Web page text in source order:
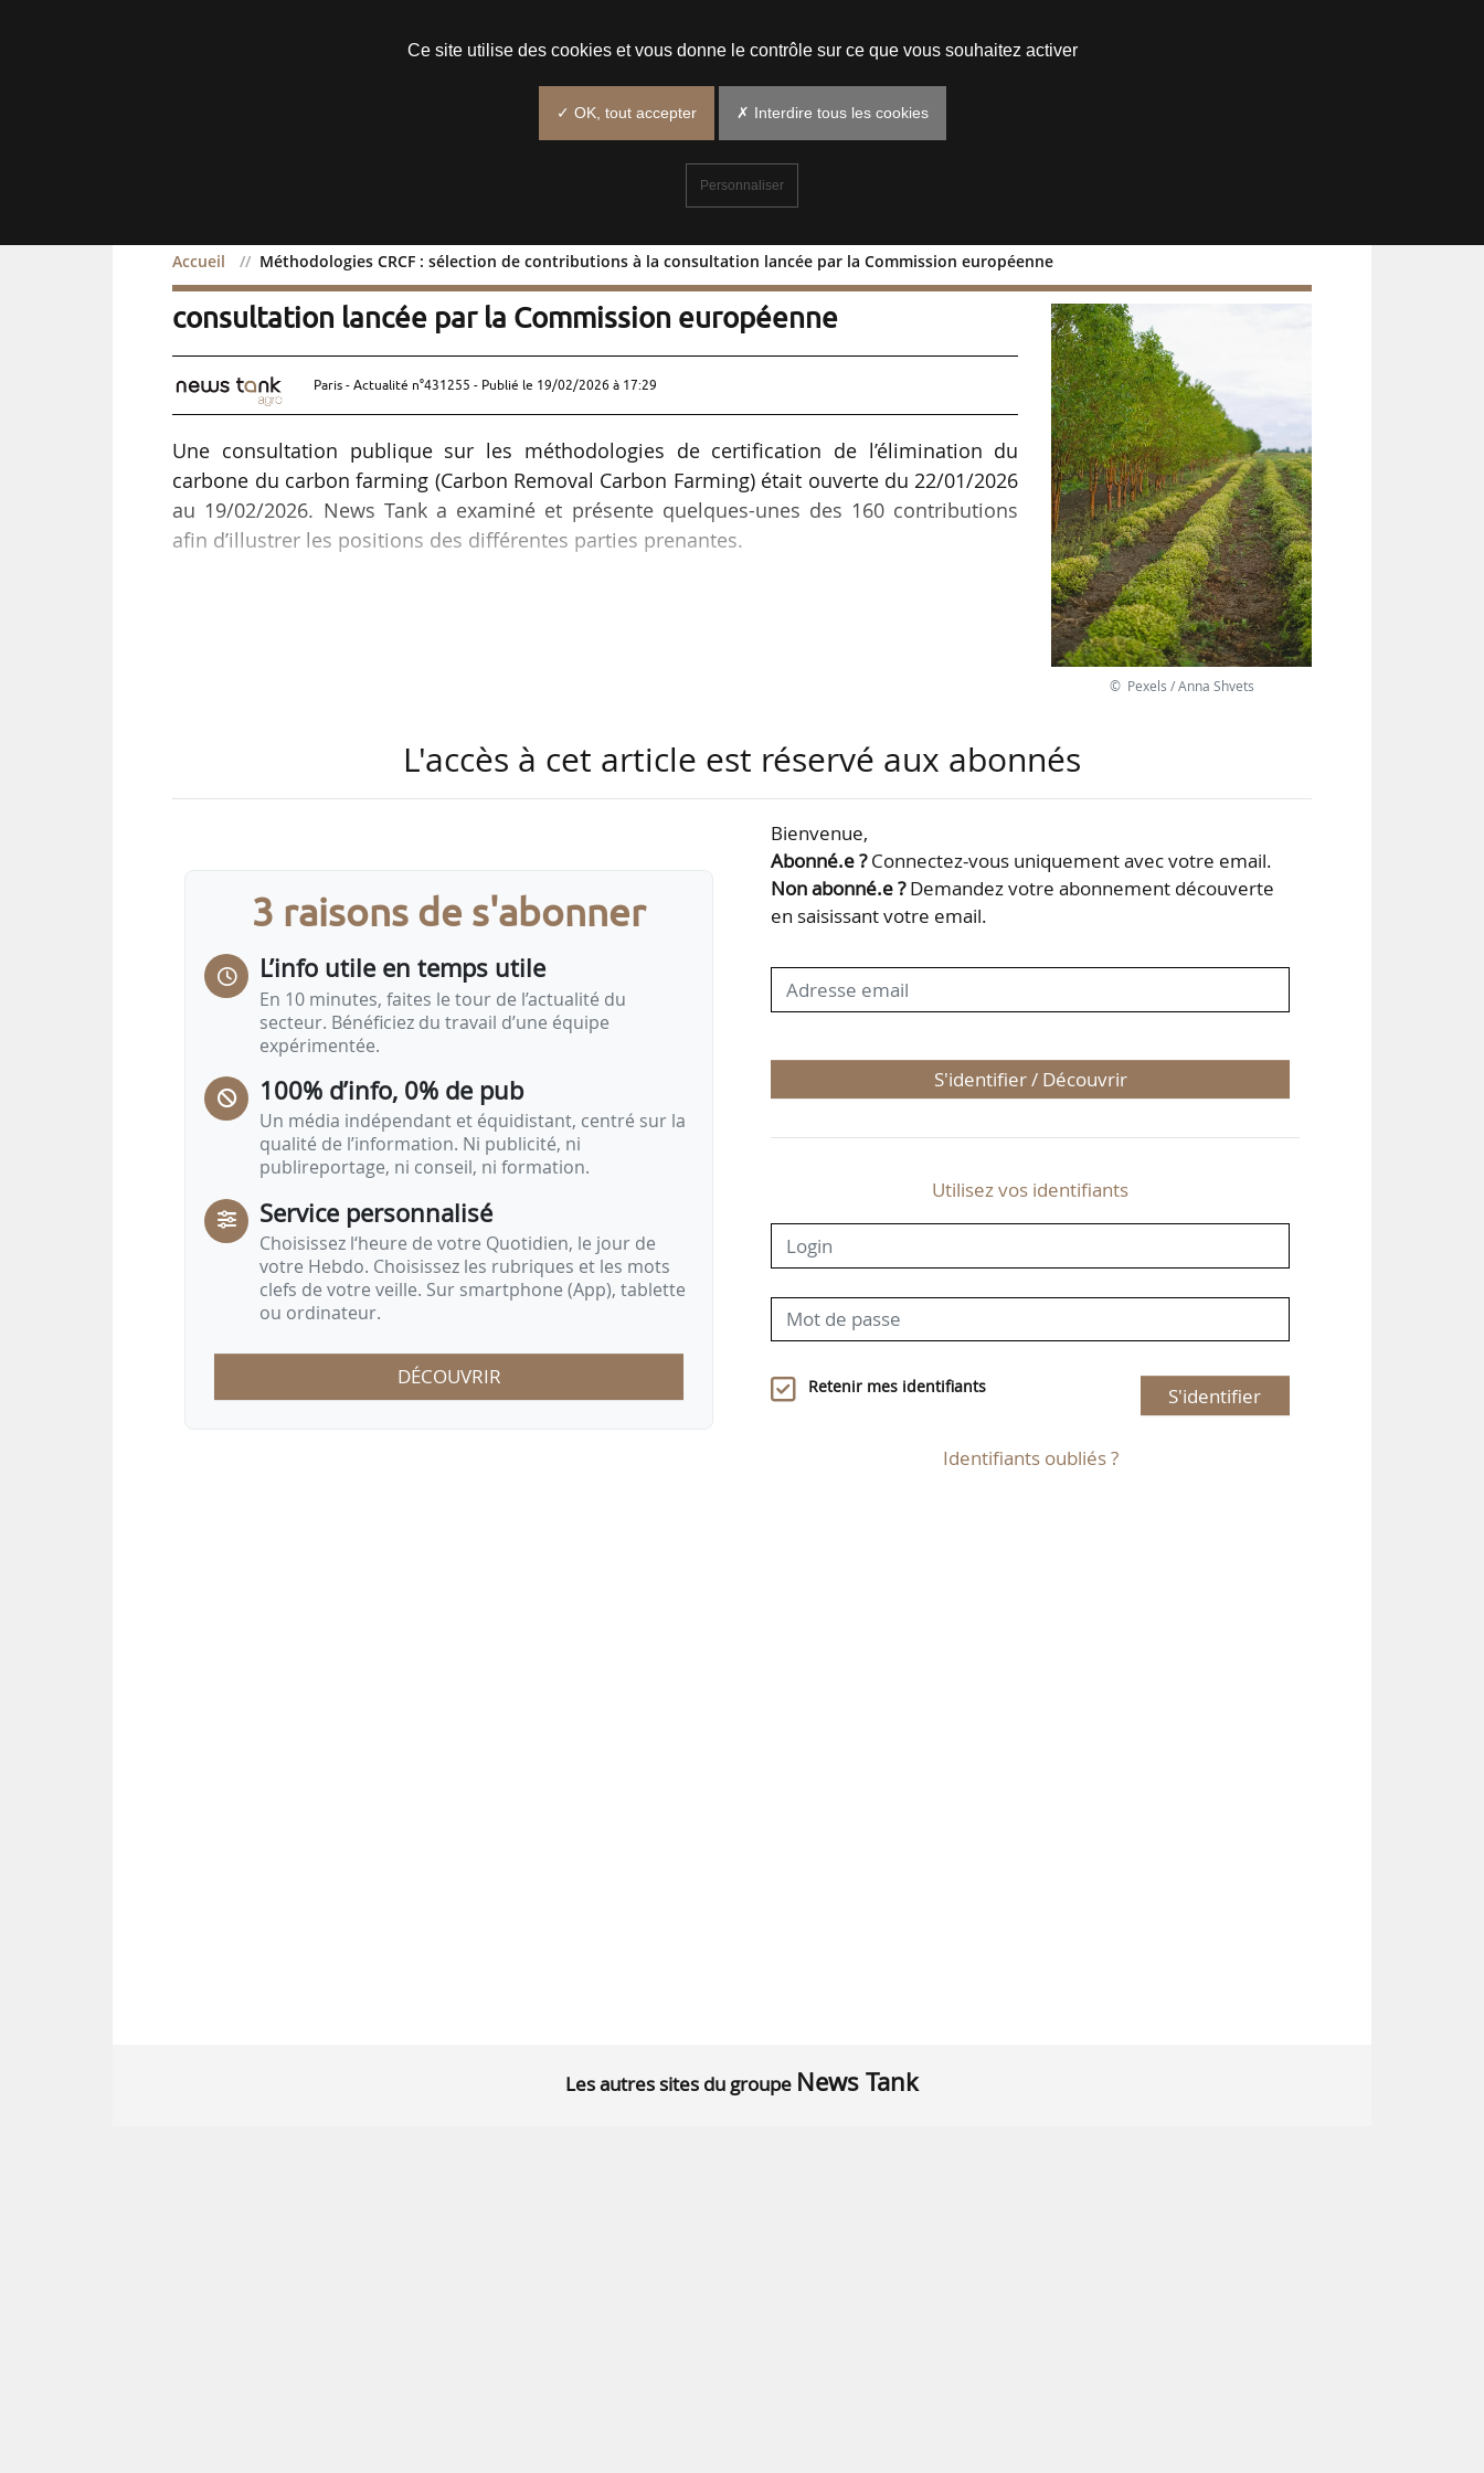
Accueil Méthodologies CRCF : sélection de contributions à la consultation lancée par la Commission européenne
Méthodologies CRCF : sélection de contributions à la
consultation lancée par la Commission européenne
Paris - Actualité n°431255 - Publié le 19/02/2026 à 17:29
Une consultation publique sur les méthodologies de certification de l’élimination du
carbone du carbon farming (Carbon Removal Carbon Farming) était ouverte du 22/01/2026
au 19/02/2026. News Tank a examiné et présente quelques-unes des 160 contributions
afin d’illustrer les positions des différentes parties prenantes.
risque que les crédits carbone aient des effets bénéfiques nuls ou minimes sur le climat.
© Pexels / Anna Shvets
L'accès à cet article est réservé aux abonnés
3 raisons de s'abonner
L’info utile en temps utile
En 10 minutes, faites le tour de l’actualité du
secteur. Bénéficiez du travail d’une équipe
expérimentée.
100% d’info, 0% de pub
Un média indépendant et équidistant, centré sur la
qualité de l’information. Ni publicité, ni
publireportage, ni conseil, ni formation.
Service personnalisé
Choisissez l‘heure de votre Quotidien, le jour de
votre Hebdo. Choisissez les rubriques et les mots
clefs de votre veille. Sur smartphone (App), tablette
ou ordinateur.
DÉCOUVRIR
Bienvenue,
Abonné.e ?Connectez-vous uniquement avec votre email.
Non abonné.e ?Demandez votre abonnement découverte
en saisissant votre email.
S'identifier / Découvrir
Utilisez vos identifiants
Retenir mes identifiants S'identifier
Identifiants oubliés ?
Les autres sites du groupe News Tank
Ce site utilise des cookies et vous donne le contrôle sur ce que vous souhaitez activer
✓ OK, tout accepter ✗ Interdire tous les cookies
Personnaliser